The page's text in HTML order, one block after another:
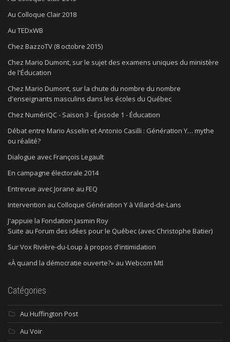
Au Colloque Clair 2018
Au TEDxWB
Chez BazzoTV (8 octobre 2015)
Chez Mario Dumont, sur le sujet des examens uniques du ministère
de l'Éducation
Chez Mario Dumont, sur la chute du nombre du nombre
d'enseignants masculins dans les écoles du Québec
Chez NumériQC - Saison 3 - Épisode 1 - Éducation
Débat entre Mario Asselin et Antonio Casilli : Génération Y… mythe
ou réalité?
Dialogue avec François Legault
En campagne électorale 2014
Entrevue avec Jorane au FEQ
Intervention au Colloque Génération Y à Villard-de-Lans
J'appuie la Fondation Jasmin Roy
Suite au Forum des idées pour le Québec (avec Christophe Batier)
Sur Vox Rivière-du-Loup à propos d'intimidation
«À quand la démocratie ouverte?» au Webcom Mtl
Catégories
Au Huffington Post
Au Voir